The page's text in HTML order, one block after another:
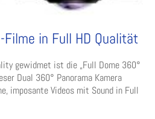
in Full HD Qualität
gewidmet ist die „Full Dome 360°
Dual 360° Panorama Kamera
imposante Videos mit Sound in Full